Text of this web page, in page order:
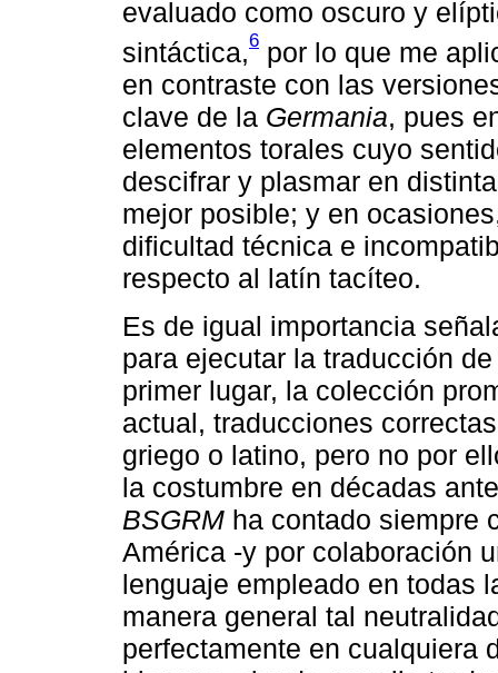
evaluado como oscuro y
sintáctica,6 por lo que me
en contraste con las
clave de la Germania, pues
elementos torales cuyo
descifrar y plasmar en
mejor posible; y en
dificultad técnica e
respecto al latín tacíteo.
Es de igual importancia
para ejecutar la traducción
primer lugar, la colección
actual, traducciones
griego o latino, pero no por
la costumbre en décadas
BSGRM ha contado siempre
América -y por colaboración
lenguaje empleado en todas
manera general tal
perfectamente en cualquiera